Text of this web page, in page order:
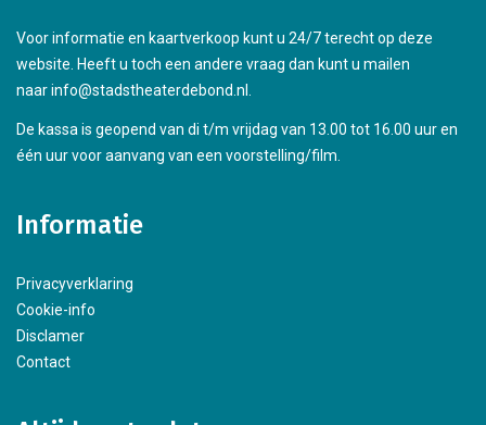
Voor informatie en kaartverkoop kunt u 24/7 terecht op deze
website. Heeft u toch een andere vraag dan kunt u mailen
naar info@stadstheaterdebond.nl.
De kassa is geopend van di t/m vrijdag van 13.00 tot 16.00 uur en
één uur voor aanvang van een voorstelling/film.
Informatie
Privacyverklaring
Cookie-info
Disclamer
Contact